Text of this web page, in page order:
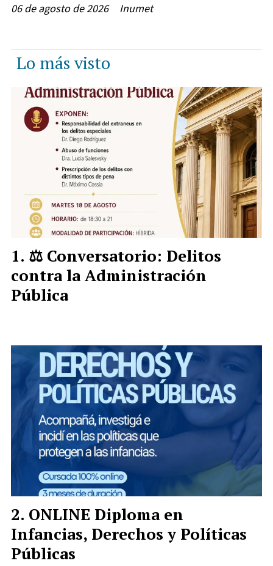
Inumet
06 de agosto de 2026
Lo más visto
⚖️ Conversatorio: Delitos
contra la Administración
Pública
ONLINE Diploma en
Infancias, Derechos y Políticas
Públicas